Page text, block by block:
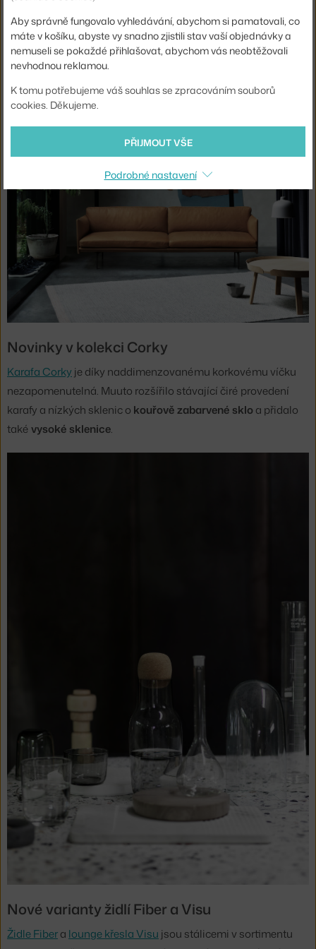
provedení v několika barvách textílií i kůže a
minimalistickému vzhledu se výborně hodí jak do obývacího
pokoje, tak i například do luxusní pracovny, o níž jsme psali v
našíkancelářské inspiraci.
Novinky v kolekci Corky
Karafa Corkyje díky naddimenzovanému korkovému víčku
nezapomenutelná. Muuto rozšířilo stávající čiré provedení
karafy a nízkých sklenic o kouřově zabarvené sklo a přidalo
takévysoké sklenice.
Nové varianty židlí Fiber a Visu
Židle Fibera lounge křesla Visu jsou stálicemi v sortimentu
Aby správně fungovalo vyhledávání, abychom si pamatovali, co
máte v košíku, abyste vy snadno zjistili stav vaší objednávky a
nemuseli se pokaždé přihlašovat, abychom vás neobtěžovali
nevhodnou reklamou.
K tomu potřebujeme váš souhlas se zpracováním souborů
cookies. Děkujeme.
PŘIJMOUT VŠE
Podrobné nastavení